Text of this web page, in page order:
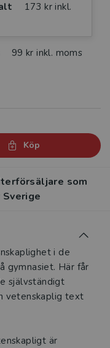
173 kr inkl.
99 kr inkl. moms
Köp
som
i de
gymnasiet. Här får
självständigt
vetenskaplig text
är